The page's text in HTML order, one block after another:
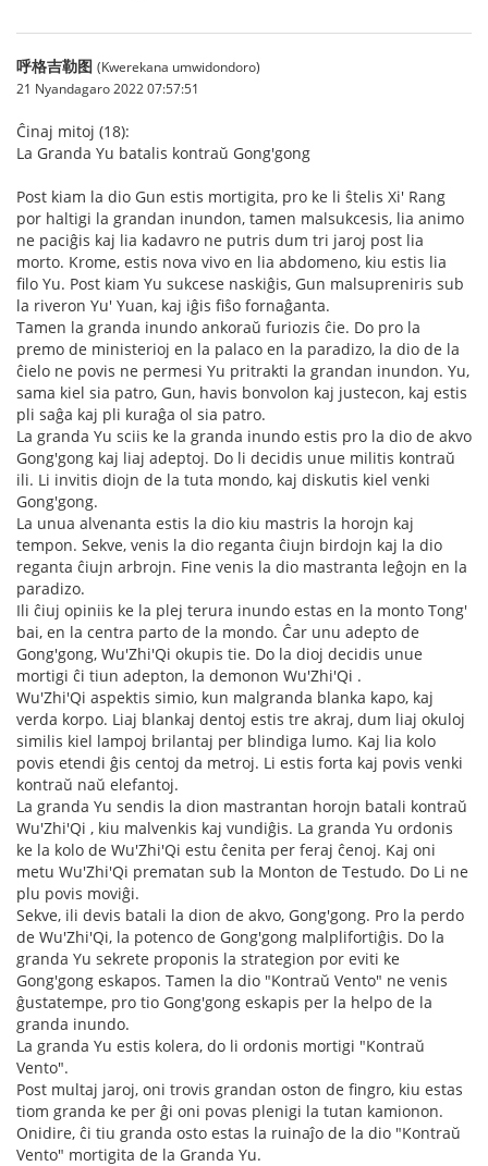
呼格吉勒图 (Kwerekana umwidondoro)
21 Nyandagaro 2022 07:57:51
Ĉinaj mitoj (18):
La Granda Yu batalis kontraŭ Gong'gong
Post kiam la dio Gun estis mortigita, pro ke li ŝtelis Xi' Rang
por haltigi la grandan inundon, tamen malsukcesis, lia animo
ne paciĝis kaj lia kadavro ne putris dum tri jaroj post lia
morto. Krome, estis nova vivo en lia abdomeno, kiu estis lia
filo Yu. Post kiam Yu sukcese naskiĝis, Gun malsupreniris sub
la riveron Yu' Yuan, kaj iĝis fiŝo fornaĝanta.
Tamen la granda inundo ankoraŭ furiozis ĉie. Do pro la
premo de ministerioj en la palaco en la paradizo, la dio de la
ĉielo ne povis ne permesi Yu pritrakti la grandan inundon. Yu,
sama kiel sia patro, Gun, havis bonvolon kaj justecon, kaj estis
pli saĝa kaj pli kuraĝa ol sia patro.
La granda Yu sciis ke la granda inundo estis pro la dio de akvo
Gong'gong kaj liaj adeptoj. Do li decidis unue militis kontraŭ
ili. Li invitis diojn de la tuta mondo, kaj diskutis kiel venki
Gong'gong.
La unua alvenanta estis la dio kiu mastris la horojn kaj
tempon. Sekve, venis la dio reganta ĉiujn birdojn kaj la dio
reganta ĉiujn arbrojn. Fine venis la dio mastranta leĝojn en la
paradizo.
Ili ĉiuj opiniis ke la plej terura inundo estas en la monto Tong'
bai, en la centra parto de la mondo. Ĉar unu adepto de
Gong'gong, Wu'Zhi'Qi okupis tie. Do la dioj decidis unue
mortigi ĉi tiun adepton, la demonon Wu'Zhi'Qi .
Wu'Zhi'Qi aspektis simio, kun malgranda blanka kapo, kaj
verda korpo. Liaj blankaj dentoj estis tre akraj, dum liaj okuloj
similis kiel lampoj brilantaj per blindiga lumo. Kaj lia kolo
povis etendi ĝis centoj da metroj. Li estis forta kaj povis venki
kontraŭ naŭ elefantoj.
La granda Yu sendis la dion mastrantan horojn batali kontraŭ
Wu'Zhi'Qi , kiu malvenkis kaj vundiĝis. La granda Yu ordonis
ke la kolo de Wu'Zhi'Qi estu ĉenita per feraj ĉenoj. Kaj oni
metu Wu'Zhi'Qi prematan sub la Monton de Testudo. Do Li ne
plu povis moviĝi.
Sekve, ili devis batali la dion de akvo, Gong'gong. Pro la perdo
de Wu'Zhi'Qi, la potenco de Gong'gong malplifortiĝis. Do la
granda Yu sekrete proponis la strategion por eviti ke
Gong'gong eskapos. Tamen la dio "Kontraŭ Vento" ne venis
ĝustatempe, pro tio Gong'gong eskapis per la helpo de la
granda inundo.
La granda Yu estis kolera, do li ordonis mortigi "Kontraŭ
Vento".
Post multaj jaroj, oni trovis grandan oston de fingro, kiu estas
tiom granda ke per ĝi oni povas plenigi la tutan kamionon.
Onidire, ĉi tiu granda osto estas la ruinaĵo de la dio "Kontraŭ
Vento" mortigita de la Granda Yu.